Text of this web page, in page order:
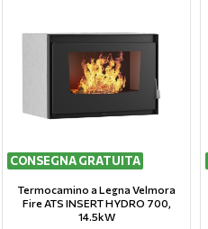
CONSEGNA GRATUITA
Termocamino a Legna Velmora
Fire ATS INSERT HYDRO 700,
14.5kW